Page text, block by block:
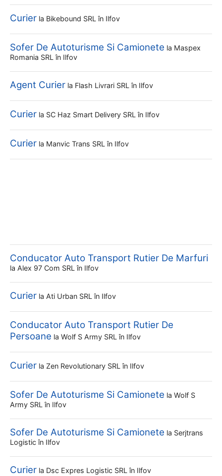
Curier la Bikebound SRL în Ilfov
Sofer De Autoturisme Si Camionete la Maspex
Romania SRL în Ilfov
Agent Curier la Flash Livrari SRL în Ilfov
Curier la SC Haz Smart Delivery SRL în Ilfov
Curier la Manvic Trans SRL în Ilfov
Conducator Auto Transport Rutier De Marfuri
la Alex 97 Com SRL în Ilfov
Curier la Ati Urban SRL în Ilfov
Conducator Auto Transport Rutier De
Persoane la Wolf S Army SRL în Ilfov
Curier la Zen Revolutionary SRL în Ilfov
Sofer De Autoturisme Si Camionete la Wolf S
Army SRL în Ilfov
Sofer De Autoturisme Si Camionete la Serjtrans
Logistic în Ilfov
Curier la Dsc Expres Logistic SRL în Ilfov